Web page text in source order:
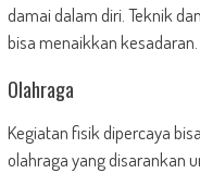
damai dalam diri. Teknik
bisa menaikkan kesadaran.
Olahraga
Kegiatan fisik dipercaya
olahraga yang disarankan